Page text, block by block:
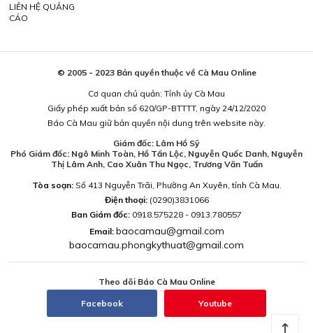
LIÊN HỆ QUẢNG
CÁO
© 2005 - 2023 Bản quyền thuộc về Cà Mau Online
Cơ quan chủ quản: Tỉnh ủy Cà Mau
Giấy phép xuất bản số 620/GP-BTTTT, ngày 24/12/2020
Báo Cà Mau giữ bản quyền nội dung trên website này.
Giám đốc: Lâm Hồ Sỹ
Phó Giám đốc: Ngô Minh Toàn, Hồ Tấn Lộc, Nguyễn Quốc Danh, Nguyễn
Thị Lâm Anh, Cao Xuân Thu Ngọc, Trương Văn Tuấn
Tòa soạn:Số 413 Nguyễn Trãi, Phường An Xuyên, tỉnh Cà Mau.
Điện thoại: (0290)3831066
Ban Giám đốc: 0918.575228 - 0913.780557
Email: baocamau@gmail.com
baocamau.phongkythuat@gmail.com
Theo dõi Báo Cà Mau Online
Facebook Youtube